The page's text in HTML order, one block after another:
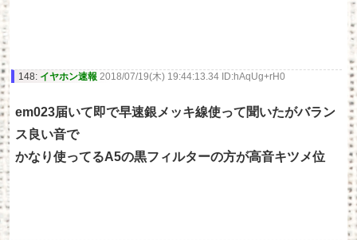
148: イヤホン速報 2018/07/19(木) 19:44:13.34 ID:hAqUg+rH0
em023届いて即で早速銀メッキ線使って聞いたがバラン
ス良い音で
かなり使ってるA5の黒フィルターの方が高音キツメ位